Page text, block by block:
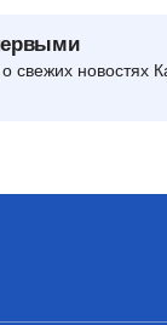
свежих новостях